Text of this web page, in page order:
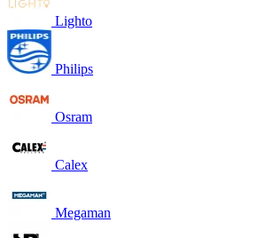
Lighto
Philips
Osram
Calex
Megaman